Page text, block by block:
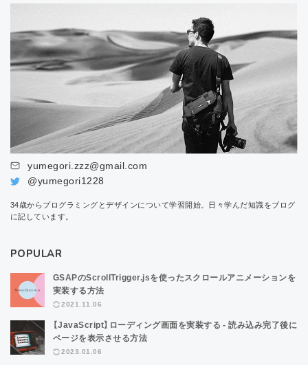
yumegori.zzz@gmail.com
@yumegori1228
34歳からプログラミングとデザインについて学習開始。日々学んだ知識をブログ
に記しています。
POPULAR
GSAPのScrollTrigger.jsを使ったスクロールアニメーションを
実装する方法
2021.11.06
【JavaScript】ローディング画面を実装する - 読み込み完了後に
ページを表示させる方法
2023.01.06